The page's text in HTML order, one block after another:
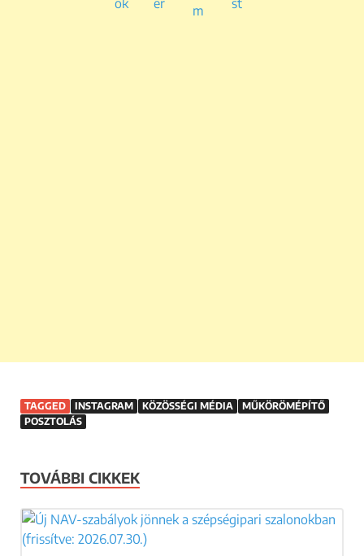
TAGGED INSTAGRAM KÖZÖSSÉGI MÉDIA
MŰKÖRÖMÉPÍTŐ
POSZTOLÁS
TOVÁBBI CIKKEK